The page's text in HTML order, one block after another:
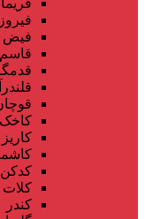
فیض
قاسم
کاخک
کاریز
کدکن
کلات
کندر